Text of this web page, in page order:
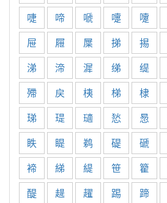
啑
啼 嗁 嚏 嚔
屉
屜 屟 挮 掦
涕
渧 漽 绨 缇
殢
戻 桋 梯 棣
珶
瑅 瓋 悐 惖
眣
睼 鹈 碮 磃
褅
綈 緹 笹 籊
醍
趧 趯 踢 蹄